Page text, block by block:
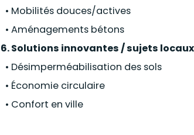
• Mobilités douces/actives
• Aménagements bétons
6. Solutions innovantes / sujets locaux
• Désimperméabilisation des sols
• Économie circulaire
• Confort en ville